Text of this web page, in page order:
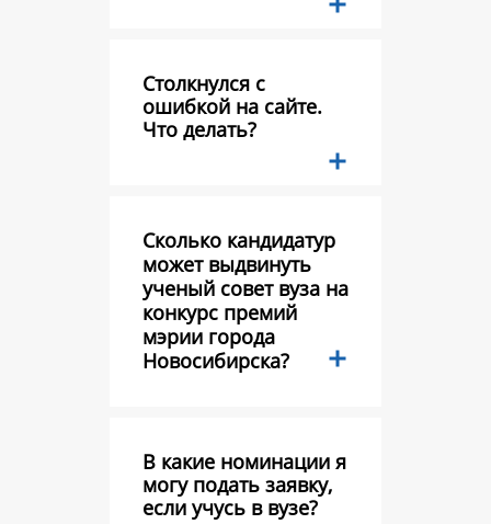
Столкнулся с
ошибкой на сайте.
Что делать?
Сколько кандидатур
может выдвинуть
ученый совет вуза на
конкурс премий
мэрии города
Новосибирска?
В какие номинации я
могу подать заявку,
если учусь в вузе?